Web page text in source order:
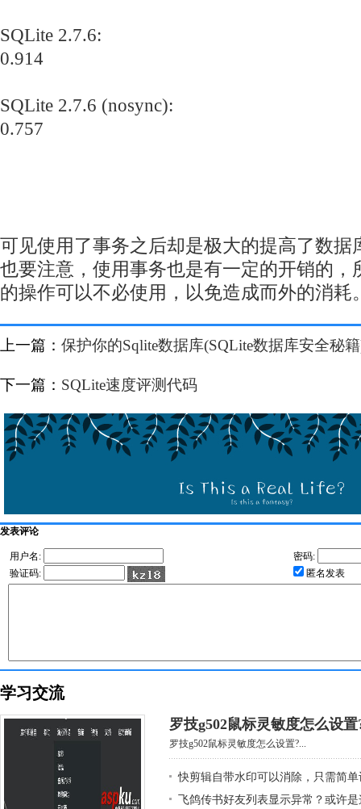
SQLite 2.7.6:
0.914
SQLite 2.7.6 (nosync):
0.757
可见使用了事务之后却是极大的提高了数据
也要注意，使用事务也是有一定的开销的，
的操作可以不必使用，以免造成而外的消耗
上一篇： 保护你的Sqlite数据库(SQLite数据库安全秘
下一篇： SQLite速度评测代码
发表评论
用户名:
密码:
验证码:
匿名发表
学习交流
罗技g502鼠标灵敏度怎么设置
罗技g502鼠标灵敏度怎么设置?...
快剪辑自带水印可以消除，只需简单
飞鸽传书好友列表显示异常？或许